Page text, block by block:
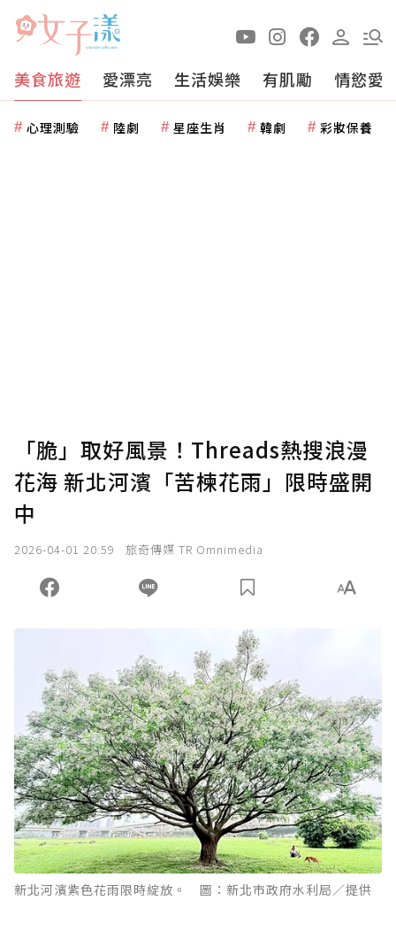
美食旅遊 愛漂亮 生活娛樂 有肌勵 情慾愛
心理測驗 陸劇 星座生肖 韓劇 彩妝保養
「脆」取好風景！Threads熱搜浪漫
花海 新北河濱「苦楝花雨」限時盛開
中
2026-04-01 20:59 旅奇傳媒 TR Omnimedia
新北河濱紫色花雨限時綻放。 圖：新北市政府水利局／提供